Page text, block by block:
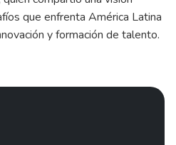
que enfrenta América Latina
y formación de talento.